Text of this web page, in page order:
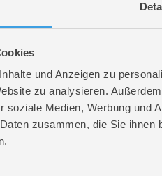
und Anzeigen zu
zu analysieren.
soziale Medien, Werbung und
zusammen, die Sie
43,2 cm
cm